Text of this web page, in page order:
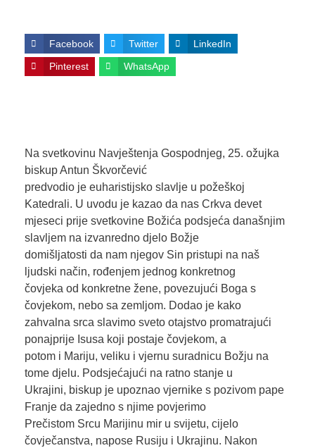
Facebook Twitter LinkedIn
Pinterest WhatsApp
Na svetkovinu Navještenja Gospodnjeg, 25. ožujka
biskup Antun Škvorčević
predvodio je euharistijsko slavlje u požeškoj
Katedrali. U uvodu je kazao da nas Crkva devet
mjeseci prije svetkovine Božića podsjeća današnjim
slavljem na izvanredno djelo Božje
domišljatosti da nam njegov Sin pristupi na naš
ljudski način, rođenjem jednog konkretnog
čovjeka od konkretne žene, povezujući Boga s
čovjekom, nebo sa zemljom. Dodao je kako
zahvalna srca slavimo sveto otajstvo promatrajući
ponajprije Isusa koji postaje čovjekom, a
potom i Mariju, veliku i vjernu suradnicu Božju na
tome djelu. Podsjećajući na ratno stanje u
Ukrajini, biskup je upoznao vjernike s pozivom pape
Franje da zajedno s njime povjerimo
Prečistom Srcu Marijinu mir u svijetu, cijelo
čovječanstva, napose Rusiju i Ukrajinu. Nakon